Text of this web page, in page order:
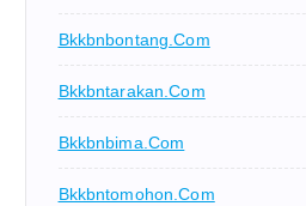
Bkkbnbontang.com
Bkkbntarakan.com
Bkkbnbima.com
Bkkbntomohon.com